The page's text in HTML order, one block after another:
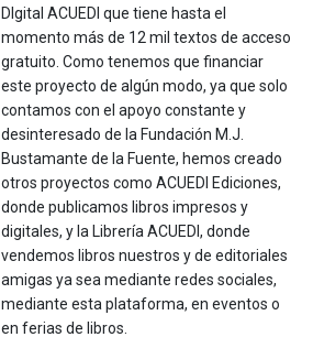
DIgital ACUEDI que tiene hasta el
momento más de 12 mil textos de acceso
gratuito. Como tenemos que financiar
este proyecto de algún modo, ya que solo
contamos con el apoyo constante y
desinteresado de la Fundación M.J.
Bustamante de la Fuente, hemos creado
otros proyectos como ACUEDI Ediciones,
donde publicamos libros impresos y
digitales, y la Librería ACUEDI, donde
vendemos libros nuestros y de editoriales
amigas ya sea mediante redes sociales,
mediante esta plataforma, en eventos o
en ferias de libros.